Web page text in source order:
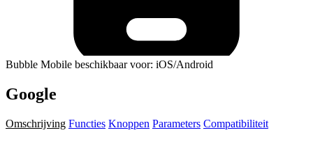
Bubble Mobile beschikbaar voor: iOS/Android
Google
Omschrijving Functies Knoppen Parameters Compatibiliteit